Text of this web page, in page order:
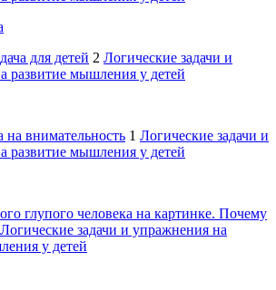
для детей 2 Логические задачи и
развитие мышления у детей
на внимательность 1 Логические задачи и
развитие мышления у детей
глупого человека на картинке. Почему
Логические задачи и упражнения на
у детей